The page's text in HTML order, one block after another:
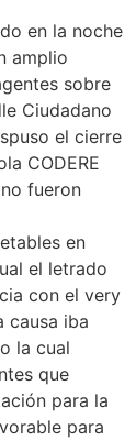
en la noche
amplio
sobre
Ciudadano
el cierre
CODERE
fueron
en
el letrado
con el very
causa iba
la cual
que
para la
para